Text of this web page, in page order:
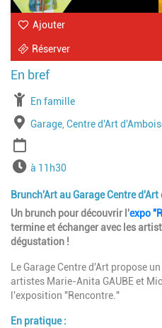
Ajouter
Réserver
À partir de
En famille
Lieu
Garage, Centre d'Art
Horairesà 11h30
Brunch'Art au Garage Centre d'Art
Un brunch pour découvrir l'expo
termine et échanger avec les
dégustation !
Le Garage Centre d'Art propose
artistes Marie-Anita GAUBE et
l'exposition "Rencontre."
En pratique :